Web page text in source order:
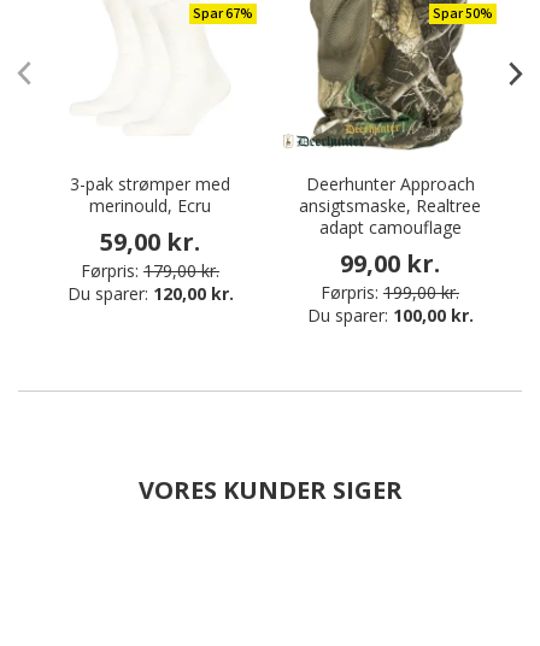
Spar 67%
3-pak strømper med
merinould, Ecru
59,00 kr.
Førpris: 179,00 kr.
Du sparer: 120,00 kr.
Spar 50%
Deerhunter Approach
ansigtsmaske, Realtree
adapt camouflage
99,00 kr.
Førpris: 199,00 kr.
Du sparer: 100,00 kr.
VORES KUNDER SIGER